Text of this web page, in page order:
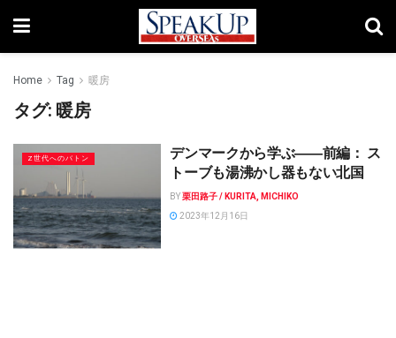
Home Tag 暖房
タグ: 暖房
Z世代へのバトン
デンマークから学ぶ――前編： ス
トーブも湯沸かし器もない北国
BY栗田路子 / KURITA, MICHIKO
2023年12月16日